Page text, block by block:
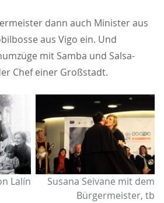
dann auch Minister aus
aus Vigo ein. Und
mit Samba und Salsa-
Chef einer Großstadt.
Lalín
Susana Seivane mit dem
Bürgermeister, tb